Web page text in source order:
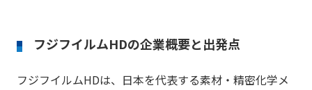
フジフイルムHDの企業概要と出発点
フジフイルムHDは、日本を代表する素材・精密化学メ